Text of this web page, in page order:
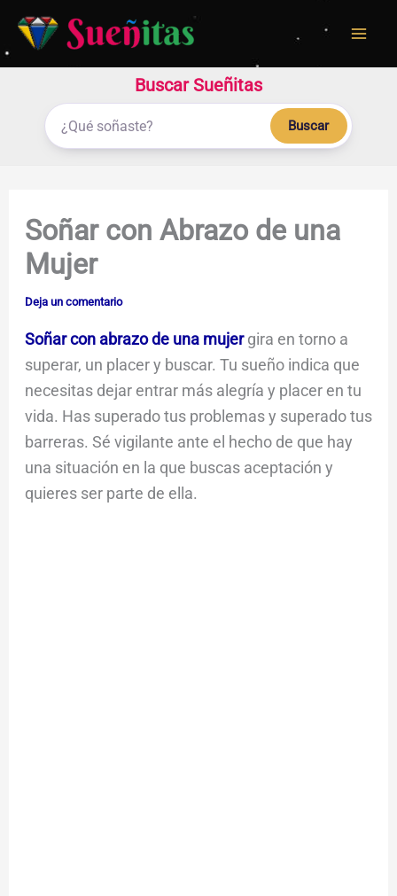
contenido
Buscar Sueñitas
Buscar
Soñar con Abrazo de una
Mujer
Deja un comentario
Soñar con abrazo de una mujergira en torno a
superar, un placer y buscar. Tu sueño indica que
necesitas dejar entrar más alegría y placer en tu
vida. Has superado tus problemas y superado tus
barreras. Sé vigilante ante el hecho de que hay
una situación en la que buscas aceptación y
quieres ser parte de ella.